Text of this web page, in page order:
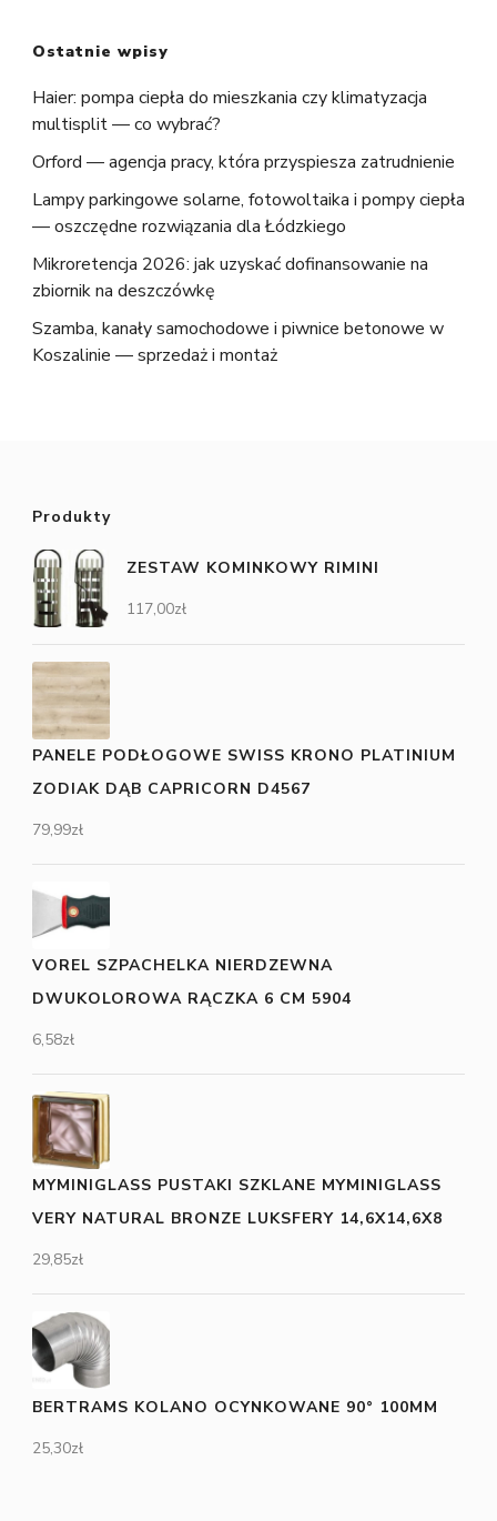
Ostatnie wpisy
Haier: pompa ciepła do mieszkania czy klimatyzacja
multisplit — co wybrać?
Orford — agencja pracy, która przyspiesza zatrudnienie
Lampy parkingowe solarne, fotowoltaika i pompy ciepła
— oszczędne rozwiązania dla Łódzkiego
Mikroretencja 2026: jak uzyskać dofinansowanie na
zbiornik na deszczówkę
Szamba, kanały samochodowe i piwnice betonowe w
Koszalinie — sprzedaż i montaż
Produkty
ZESTAW KOMINKOWY RIMINI
117,00zł
PANELE PODŁOGOWE SWISS KRONO PLATINIUM
ZODIAK DĄB CAPRICORN D4567
79,99zł
VOREL SZPACHELKA NIERDZEWNA
DWUKOLOROWA RĄCZKA 6 CM 5904
6,58zł
MYMINIGLASS PUSTAKI SZKLANE MYMINIGLASS
VERY NATURAL BRONZE LUKSFERY 14,6X14,6X8
29,85zł
BERTRAMS KOLANO OCYNKOWANE 90° 100MM
25,30zł